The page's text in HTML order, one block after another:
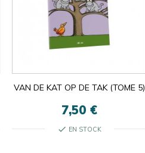
VAN DE KAT OP DE TAK (TOME 5)
7,50 €
check EN STOCK